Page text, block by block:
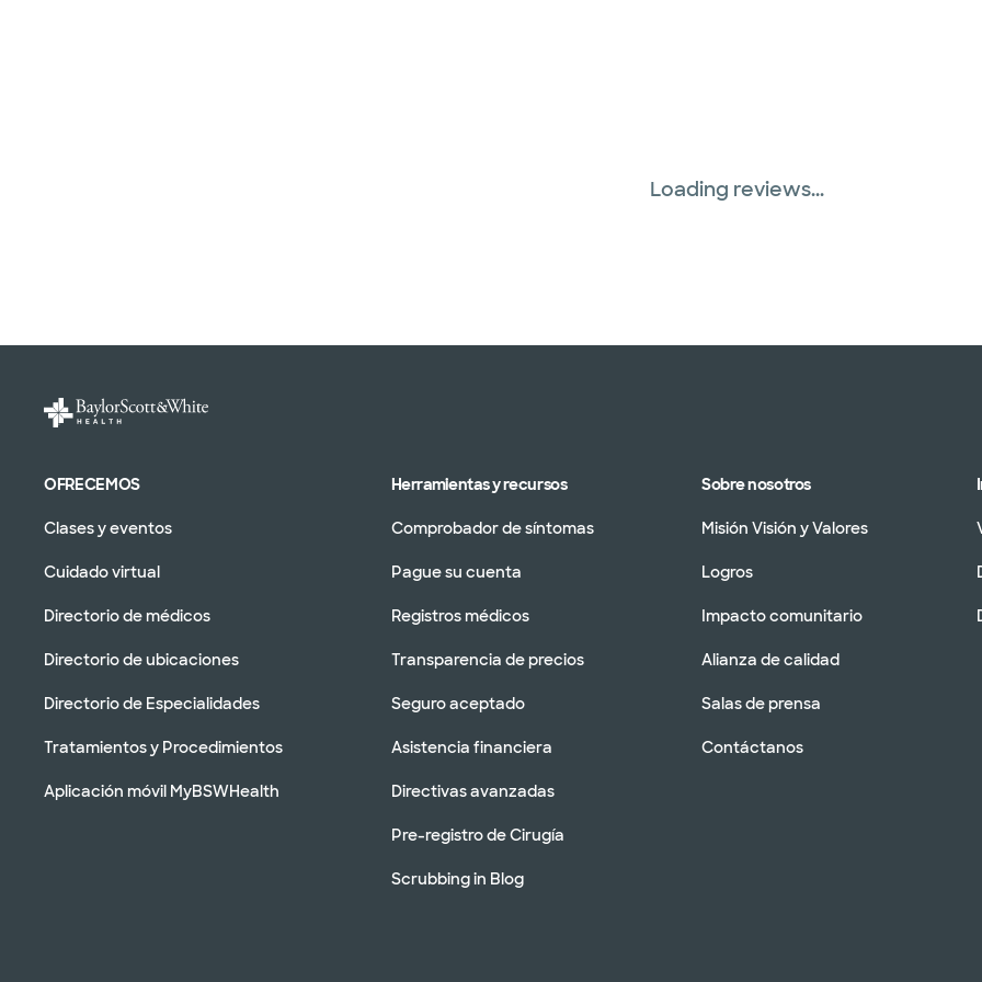
Loading reviews...
OFRECEMOS
Clases y eventos
Cuidado virtual
Directorio de médicos
Directorio de ubicaciones
Directorio de Especialidades
Tratamientos y Procedimientos
Aplicación móvil MyBSWHealth
Herramientas y recursos
Comprobador de síntomas
Pague su cuenta
Registros médicos
Transparencia de precios
Seguro aceptado
Asistencia financiera
Directivas avanzadas
Pre-registro de Cirugía
Scrubbing in Blog
Sobre nosotros
Misión Visión y Valores
Logros
Impacto comunitario
Alianza de calidad
Salas de prensa
Contáctanos